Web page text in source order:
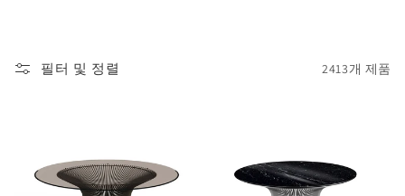
필터 및 정렬 2413개 제품